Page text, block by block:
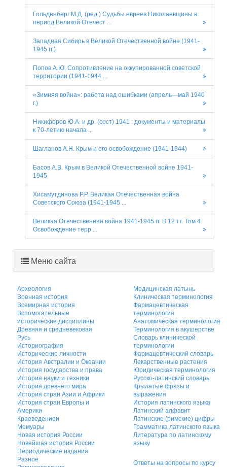
Гольденберг М.Д. (ред.) Судьбы евреев Николаевщины в
период Великой Отечест ...
Западная Сибирь в Великой Отечественной войне (1941-
1945 гг.)
Попов А.Ю. Сопротивление на оккупированной советской
территории (1941-1944 ...
«Зимняя война»: работа над ошибками (апрель—май 1940
г.)
Никифоров Ю.А. и др. (сост) 1941 : документы и материалы
к 70-летию начала ...
Шагланов А.Н. Крым и его освобождение (1941-1944)
Басов А.В. Крым в Великой Отечественной войне 1941-
1945
Хисамутдинова Р.Р. Великая Отечественная война
Советского Союза (1941-1945 ...
Великая Отечественная война 1941-1945 гг. В 12 тт. Том 4.
Освобождение терр ...
Меню сайта
Археология
Военная история
Всемирная история
Вспомогательные
исторические дисциплины
Древняя и средневековая
Русь
Историография
Исторические личности
История Австралии и Океании
История государства и права
История науки и техники
История древнего мира
История стран Азии и Африки
История стран Европы и
Америки
Краеведениеи
Мемуары
Новая история России
Новейшая история России
Периодические издания
Разное
Медицинская латынь
Клиническая терминология
Фармацевтическая
терминология
Анатомическая терминология
Терминология в акушерстве
Словарь клинической
терминологии
Фармацевтический словарь
Лекарственные растения
Юридическая терминология
Русско-латинский словарь
Крылатые фразы и
выражения
История латинского языка
Латинский алфавит
Латинские (римские) цифры
Грамматика латинского языка
Литература по латинскому
языку
Ответы на вопросы по курсу